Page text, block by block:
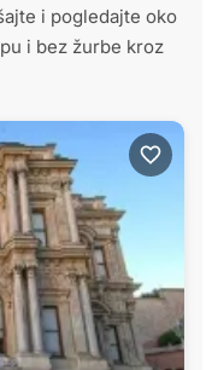
i pogledajte oko
i bez žurbe kroz